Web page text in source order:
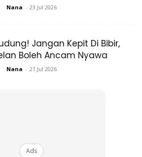
Nana - 23 Jul 2026
Jangan Kepit Di Bibir,
Boleh Ancam Nyawa
Nana - 21 Jul 2026
Ads